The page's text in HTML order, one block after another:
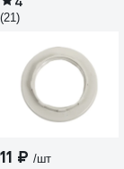
(21)
11 ₽ /шт